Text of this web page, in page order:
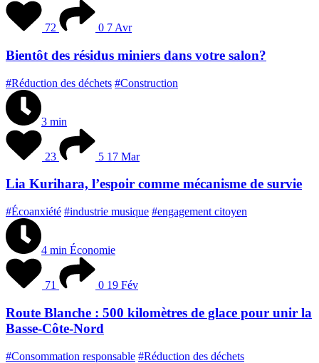
72 0 7 Avr
Bientôt des résidus miniers dans votre salon?
#Réduction des déchets #Construction
3 min
23 5 17 Mar
Lia Kurihara, l’espoir comme mécanisme de survie
#Écoanxiété #industrie musique #engagement citoyen
4 min Économie
71 0 19 Fév
Route Blanche : 500 kilomètres de glace pour unir la
Basse-Côte-Nord
#Consommation responsable #Réduction des déchets